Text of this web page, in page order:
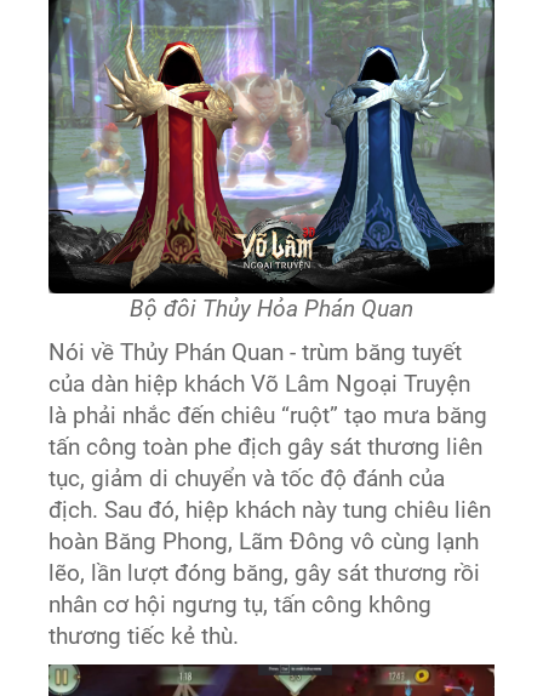
Bộ đôi Thủy Hỏa Phán Quan
Nói về Thủy Phán Quan - trùm băng tuyết
của dàn hiệp khách Võ Lâm Ngoại Truyện
là phải nhắc đến chiêu “ruột” tạo mưa băng
tấn công toàn phe địch gây sát thương liên
tục, giảm di chuyển và tốc độ đánh của
địch. Sau đó, hiệp khách này tung chiêu liên
hoàn Băng Phong, Lãm Đông vô cùng lạnh
lẽo, lần lượt đóng băng, gây sát thương rồi
nhân cơ hội ngưng tụ, tấn công không
thương tiếc kẻ thù.